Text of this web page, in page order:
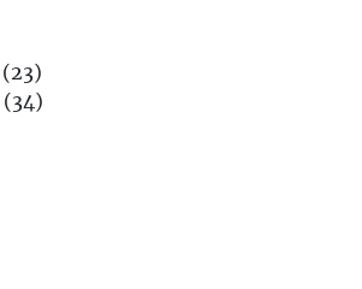
(23)
(34)